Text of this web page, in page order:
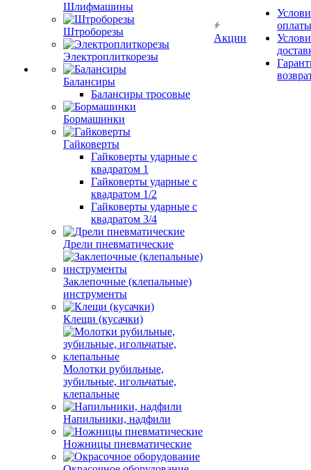
Шлифмашины
Штроборезы
Электроплиткорезы
Балансиры
Балансиры тросовые
Бормашинки
Гайковерты
Гайковерты ударные с
квадратом 1
Гайковерты ударные с
квадратом 1/2
Гайковерты ударные с
квадратом 3/4
Дрели пневматические
Заклепочные (клепальные)
инструменты
Клещи (кусачки)
Молотки рубильные,
зубильные, игольчатые,
клепальные
Напильники, надфили
Ножницы пневматические
Акции
оплаты